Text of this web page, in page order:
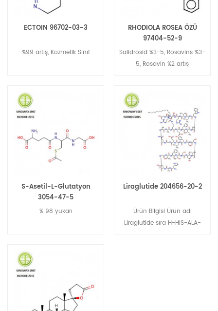
ECTOIN 96702-03-3
%99 artış, Kozmetik Sınıf
RHODIOLA ROSEA ÖZÜ
97404-52-9
Salidrosid %3-5, Rosavins %3-
5, Rosavin %2 artış
S-Asetil-L-Glutatyon
3054-47-5
% 98 yukarı
Liraglutide 204656-20-2
Ürün Bilgisi Ürün adı
Liraglutide sıra H-HIS-ALA-